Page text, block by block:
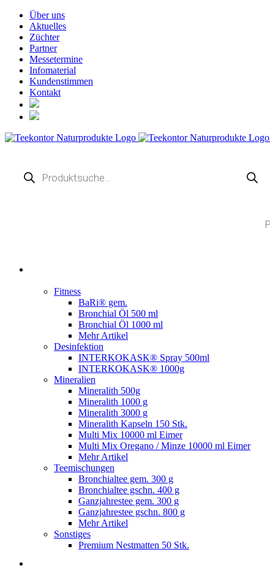
Zum
Inhalt
springen
Über uns
Aktuelles
Züchter
Partner
Messetermine
Infomaterial
Kundenstimmen
Kontakt
search
Fitness
BaRi® gem.
Bronchial Öl 500 ml
Bronchial Öl 1000 ml
Mehr Artikel
Desinfektion
INTERKOKASK® Spray 500ml
INTERKOKASK® 1000g
Mineralien
Mineralith 500g
Mineralith 1000 g
Mineralith 3000 g
Mineralith Kapseln 150 Stk.
Multi Mix 10000 ml Eimer
Multi Mix Oregano / Minze 10000 ml Eimer
Mehr Artikel
Teemischungen
Bronchialtee gem. 300 g
Bronchialtee gschn. 400 g
Ganzjahrestee gem. 300 g
Ganzjahrestee gschn. 800 g
Mehr Artikel
Sonstiges
Premium Nestmatten 50 Stk.